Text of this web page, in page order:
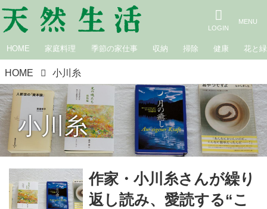
HOME 家庭料理 季節の家仕事 収納 掃除 健康 花と緑
HOME 小川糸
小川糸
作家・小川糸さんが繰り
返し読み、愛読する“こ